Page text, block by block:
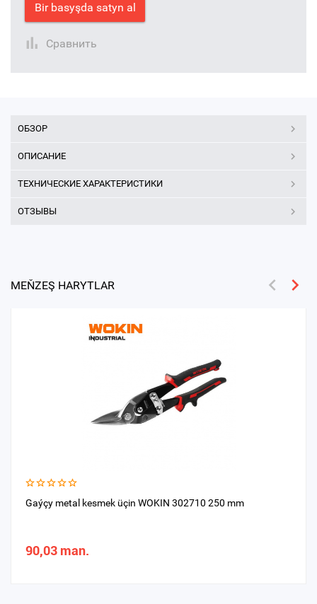
Bir basyşda satyn al
Сравнить
ОБЗОР
ОПИСАНИЕ
ТЕХНИЧЕСКИЕ ХАРАКТЕРИСТИКИ
ОТЗЫВЫ
MEŇZEŞ HARYTLAR
Gaýçy metal kesmek üçin WOKIN 302710 250 mm
90,03 man.